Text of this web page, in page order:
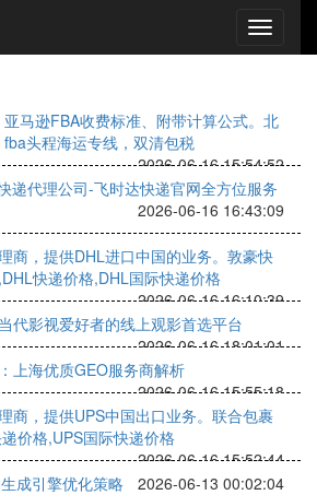
马逊FBA收费标准、附带计算公式。北
头程海运专线，双清包税
2026-06-16 15:54:52
递代理公司-飞时达快递官网全方位服务
2026-06-16 16:43:09
商，提供DHL进口中国的业务。敦豪快
快递价格,DHL国际快递价格
2026-06-16 16:10:39
代影视爱好者的线上观影首选平台
2026-06-16 18:01:01
上海优质GEO服务商解析
2026-06-16 15:55:18
商，提供UPS中国出口业务。联合包裹
价格,UPS国际快递价格
2026-06-16 15:52:44
成引擎优化策略
2026-06-13 00:02:04